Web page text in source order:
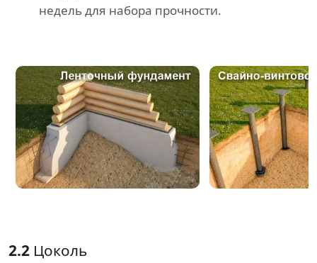
недель для набора прочности.
2.2 Цоколь